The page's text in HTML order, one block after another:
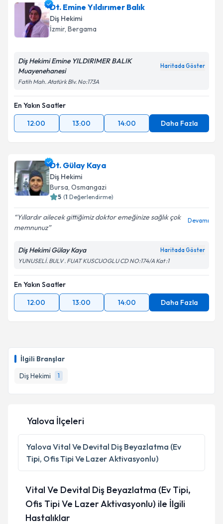
İlgili Branşlar
Diş Hekimi
1
Dt. Emine Yıldırımer Balık
Diş Hekimi
İzmir, Bergama
Diş Hekimi Emine YILDIRIMER BALIK
Muayenehanesi
Haritada Göster
Fatih Mah. Atatürk Blv. No:173A
En Yakın Saatler
12:00
13:00 14:00 Daha Fazla
Dt. Gülay Kaya
Diş Hekimi
Bursa, Osmangazi
5 (1 Değerlendirme)
Yıllardır ailecek gittiğimiz doktor emeğinize sağlık çok
memnunuz
Devamı
Diş Hekimi Gülay Kaya Haritada Göster
YUNUSELİ. BULV . FUAT KUSCUOGLU CD NO:174/A Kat :1
En Yakın Saatler
12:00
13:00 14:00 Daha Fazla
Yalova İlçeleri
Yalova Vital Ve Devital Diş Beyazlatma (Ev
Tipi, Ofis Tipi Ve Lazer Aktivasyonlu)
Vital Ve Devital Diş Beyazlatma (Ev Tipi,
Ofis Tipi Ve Lazer Aktivasyonlu) ile İlgili
Hastalıklar